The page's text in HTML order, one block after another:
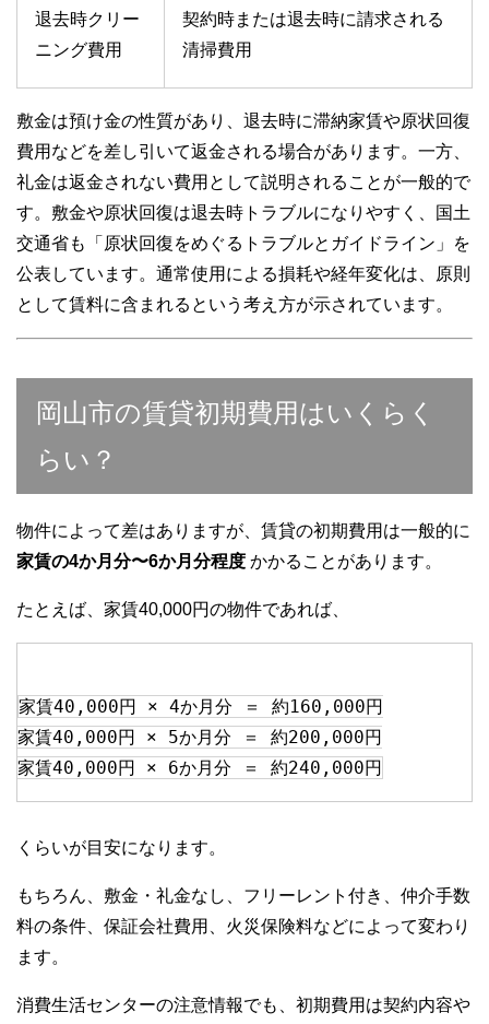
退去時クリー
ニング費用
契約時または退去時に請求される
清掃費用
敷金は預け金の性質があり、退去時に滞納家賃や原状回復
費用などを差し引いて返金される場合があります。一方、
礼金は返金されない費用として説明されることが一般的で
す。敷金や原状回復は退去時トラブルになりやすく、国土
交通省も「原状回復をめぐるトラブルとガイドライン」を
公表しています。通常使用による損耗や経年変化は、原則
として賃料に含まれるという考え方が示されています。
岡山市の賃貸初期費用はいくらく
らい？
物件によって差はありますが、賃貸の初期費用は一般的に
家賃の4か月分〜6か月分程度 かかることがあります。
たとえば、家賃40,000円の物件であれば、
家賃40,000円 × 4か月分 ＝ 約160,000円
家賃40,000円 × 5か月分 ＝ 約200,000円
家賃40,000円 × 6か月分 ＝ 約240,000円
くらいが目安になります。
もちろん、敷金・礼金なし、フリーレント付き、仲介手数
料の条件、保証会社費用、火災保険料などによって変わり
ます。
消費生活センターの注意情報でも、初期費用は契約内容や